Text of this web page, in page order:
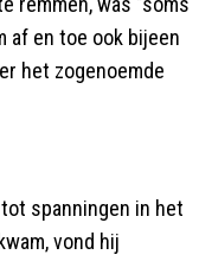
af en toe ook bijeen
het zogenoemde
spanningen in het
vond hij